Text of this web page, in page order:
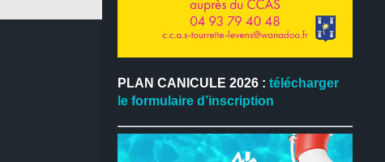
PLAN CANICULE 2026 : télécharger
le formulaire d’inscription